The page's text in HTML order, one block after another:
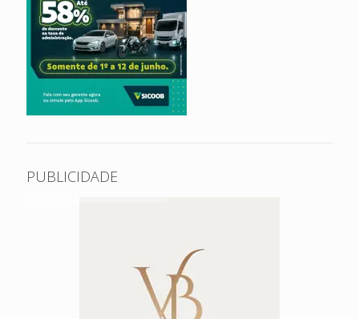
PUBLICIDADE